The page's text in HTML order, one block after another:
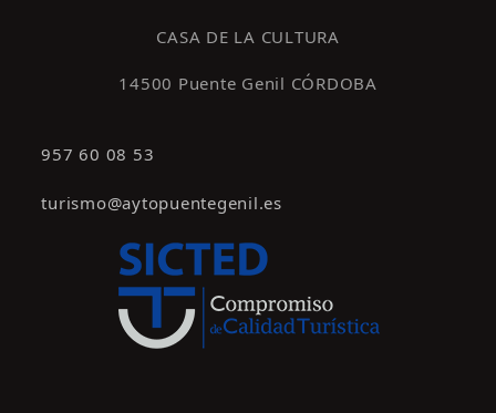
CASA DE LA CULTURA
14500 Puente Genil CÓRDOBA
957 60 08 53
turismo@aytopuentegenil.es